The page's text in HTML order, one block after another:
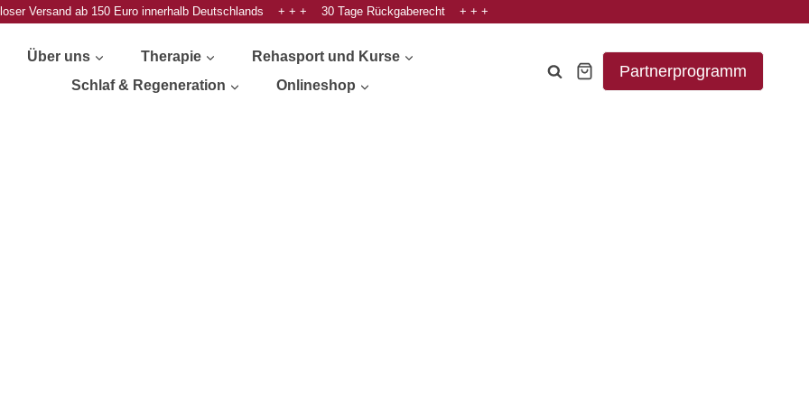
Versand ab 150 Euro innerhalb Deutschlands + + + 30 Tage Rückgaberecht + + +
Über uns Therapie
Rehasport und Kurse
Schlaf & Regeneration
Onlineshop
Partnerprogramm